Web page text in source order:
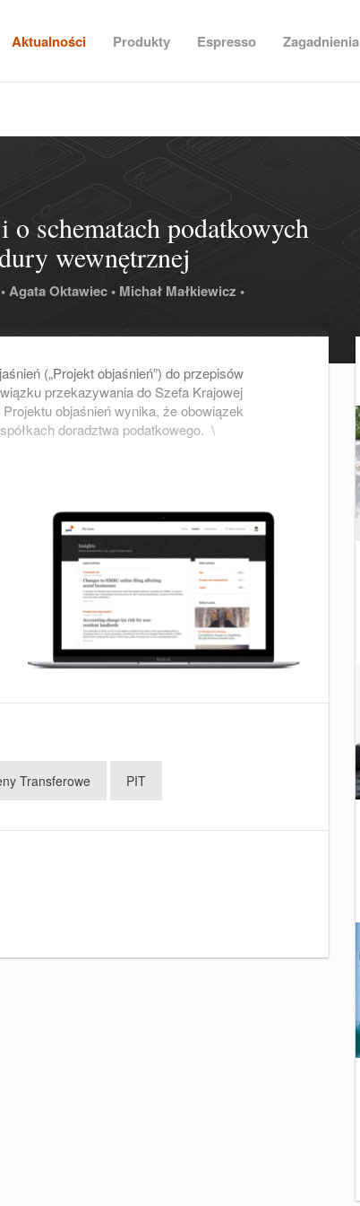
Aktualności Produkty Espresso Zagadnienia
schematach podatkowych
wewnętrznej
Agata Oktawiec • Michał Małkiewicz •
(„Projekt objaśnień”) do przepisów
przekazywania do Szefa Krajowej
objaśnień wynika, że obowiązek
doradztwa podatkowego. \
Transferowe PIT